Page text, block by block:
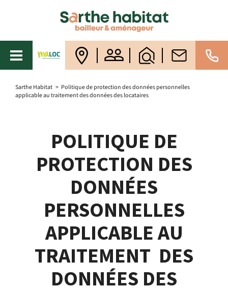
Sarthe Habitat > Politique de protection des données personnelles
applicable au traitement des données des locataires
POLITIQUE DE
PROTECTION DES
DONNÉES
PERSONNELLES
APPLICABLE AU
TRAITEMENT DES
DONNÉES DES